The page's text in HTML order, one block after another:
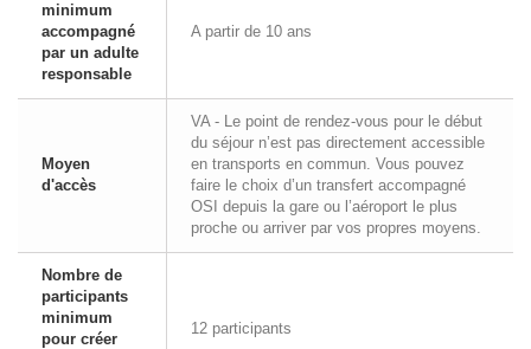
minimum
accompagné
par un adulte
responsable
A partir de 10 ans
Moyen
d'accès
VA - Le point de rendez-vous pour le début
du séjour n’est pas directement accessible
en transports en commun. Vous pouvez
faire le choix d’un transfert accompagné
OSI depuis la gare ou l’aéroport le plus
proche ou arriver par vos propres moyens.
Nombre de
participants
minimum
pour créer
12 participants